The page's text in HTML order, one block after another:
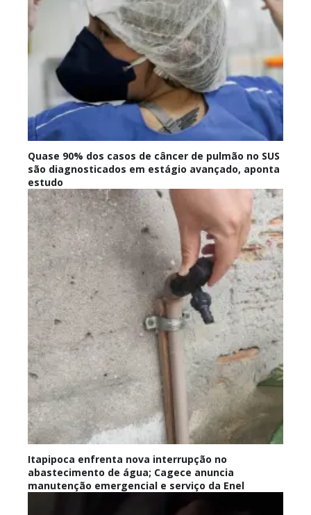
Quase 90% dos casos de câncer de pulmão no SUS
são diagnosticados em estágio avançado, aponta
estudo
Itapipoca enfrenta nova interrupção no
abastecimento de água; Cagece anuncia
manutenção emergencial e serviço da Enel